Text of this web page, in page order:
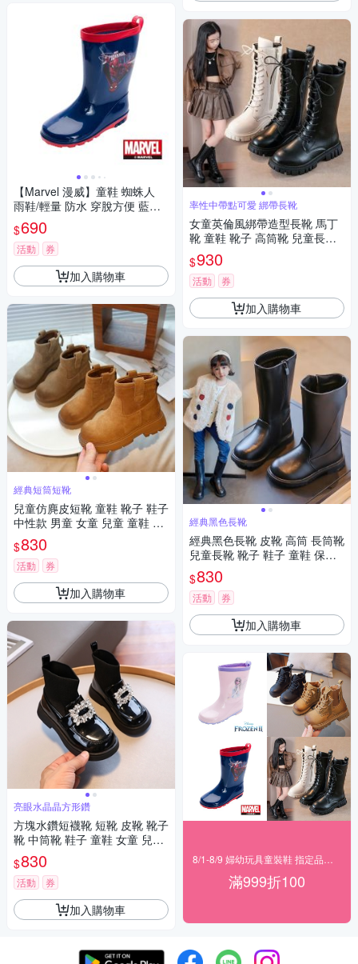
【Marvel 漫威】童鞋 蜘蛛人
雨鞋/輕量 防水 穿脫方便 藍紅
(MNKL55376)
$690
活動 券
加入購物車
經典短筒短靴
兒童仿麂皮短靴 童鞋 靴子 鞋子
中性款 男童 女童 兒童 童鞋 橘
魔法 現貨 【BB8952】
$830
活動 券
加入購物車
亮眼水晶晶方形鑽
方塊水鑽短襪靴 短靴 皮靴 靴子
靴 中筒靴 鞋子 童鞋 女童 兒童
童裝 橘魔法 現貨【BB8829】
$830
活動 券
加入購物車
率性中帶點可愛 綁帶長靴
女童英倫風綁帶造型長靴 馬丁
靴 童鞋 靴子 高筒靴 兒童長靴
公主長靴 鞋子 橘魔法 現貨【B
B9156】
$930
活動 券
加入購物車
經典黑色長靴
經典黑色長靴 皮靴 高筒 長筒靴
兒童長靴 靴子 鞋子 童鞋 保暖
女童 兒童 大童 橘魔法 現貨【B
B8942】
$830
活動 券
加入購物車
滿999折100